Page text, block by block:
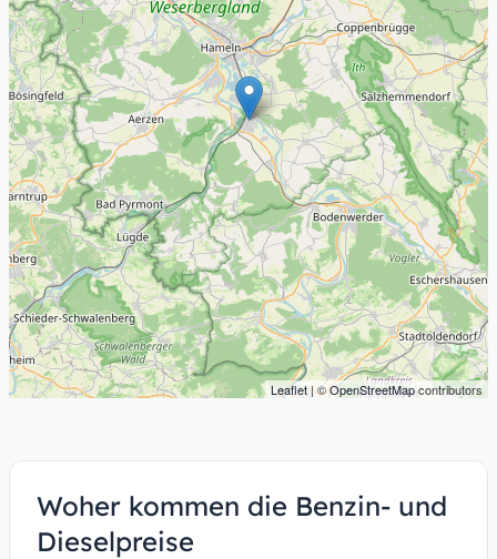
Leaflet| ©OpenStreetMapcontributors
Woher kommen die Benzin- und
Dieselpreise